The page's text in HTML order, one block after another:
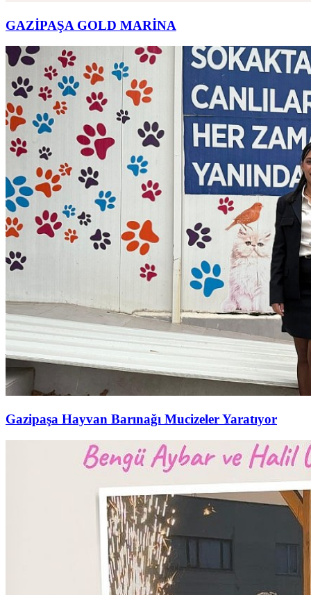
GAZİPAŞA GOLD MARİNA
Gazipaşa Hayvan Barınağı Mucizeler Yaratıyor